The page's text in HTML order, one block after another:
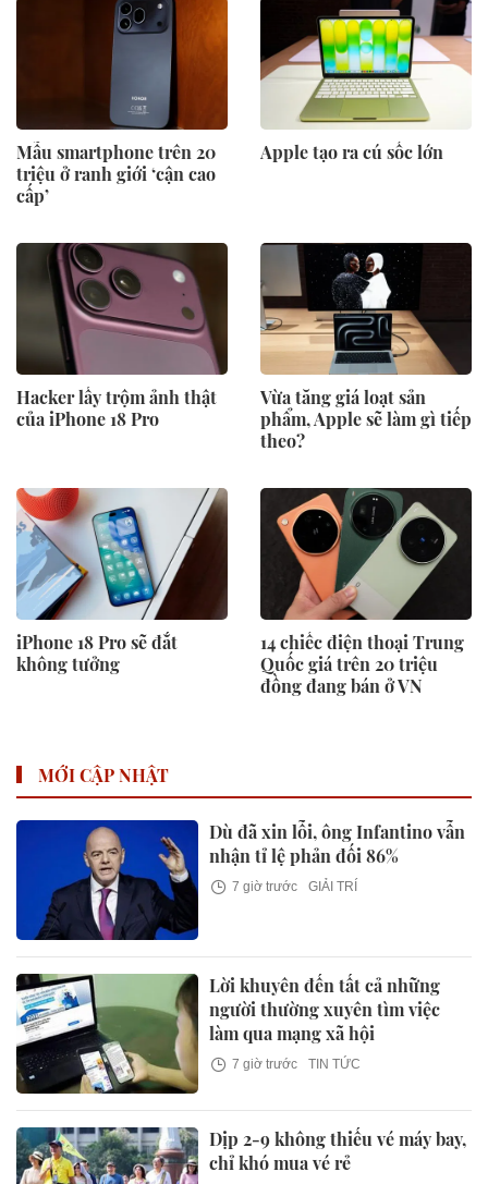
Mẫu smartphone trên 20
triệu ở ranh giới ‘cận cao
cấp’
Apple tạo ra cú sốc lớn
Hacker lấy trộm ảnh thật
của iPhone 18 Pro
Vừa tăng giá loạt sản
phẩm, Apple sẽ làm gì tiếp
theo?
iPhone 18 Pro sẽ đắt
không tưởng
14 chiếc điện thoại Trung
Quốc giá trên 20 triệu
đồng đang bán ở VN
MỚI CẬP NHẬT
Dù đã xin lỗi, ông Infantino vẫn
nhận tỉ lệ phản đối 86%
7 giờ trước GIẢI TRÍ
Lời khuyên đến tất cả những
người thường xuyên tìm việc
làm qua mạng xã hội
7 giờ trước TIN TỨC
Dịp 2-9 không thiếu vé máy bay,
chỉ khó mua vé rẻ